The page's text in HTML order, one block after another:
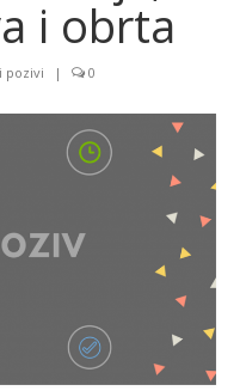
i obrta
pozivi | 0